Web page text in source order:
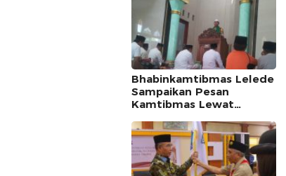
Bhabinkamtibmas Lelede
Sampaikan Pesan
Kamtibmas Lewat
NTB Apresiasi
Pendekatan Keagamaan